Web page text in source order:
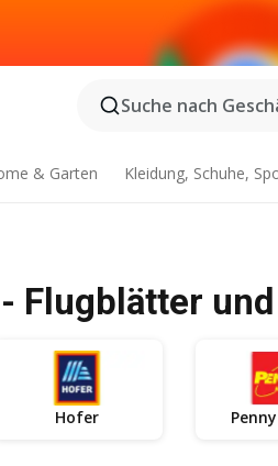
Suche nach
& Garten Kleidung, Schuhe,
Flugblätter
Hofer